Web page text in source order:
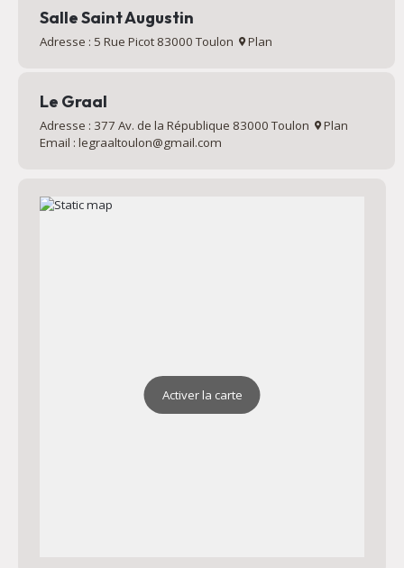
Salle Saint Augustin
Adresse : 5 Rue Picot 83000 Toulon Plan
Le Graal
Adresse : 377 Av. de la République 83000 Toulon
Plan
Email : legraaltoulon@gmail.com
Activer la carte